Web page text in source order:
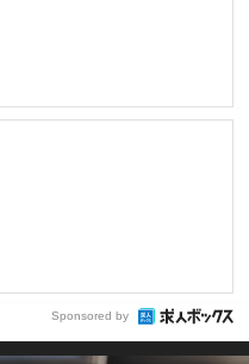
Sponsored by